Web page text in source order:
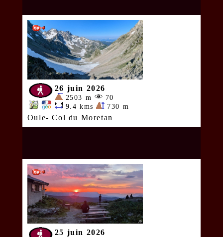
26 juin 2026
2503 m
70
9.4 kms
730 m
Oule- Col du Moretan
25 juin 2026